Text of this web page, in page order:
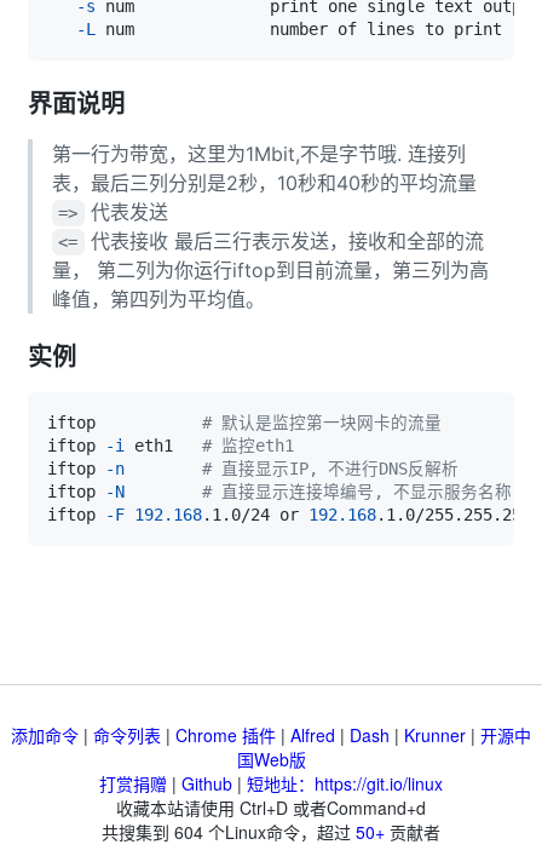
-s num              print one single text output
-L
界面说明
第一行为带宽，这里为1Mbit,不是字节哦. 连接列
表，最后三列分别是2秒，10秒和40秒的平均流量
=> 代表发送
<=
代表接收 最后三行表示发送，接收和全部的流
量， 第二列为你运行iftop到目前流量，第三列为高
峰值，第四列为平均值。
实例
iftop # 默认是监控第一块网卡的流量
iftop
-i eth1 # 监控eth1
iftop
-n
# 直接显示IP, 不进行DNS反解析
iftop
-N
# 直接显示连接埠编号, 不显示服务名称
iftop
-F 192.168.1.0/24 or 192.168.1.0/
添加命令 | 命令列表 | Chrome 插件 | Alfred | Dash | Krunner | 开源中
国Web版
打赏捐赠 | Github | 短地址：https://git.io/linux
收藏本站请使用 Ctrl+D 或者Command+d
共搜集到 604 个Linux命令，超过 50+ 贡献者